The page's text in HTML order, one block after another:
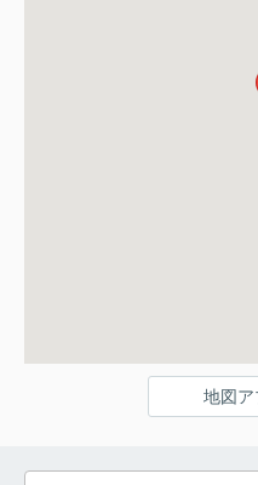
地図ア